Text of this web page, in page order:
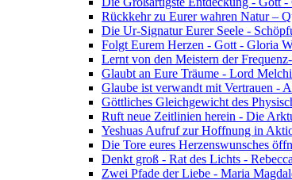
Rückkehr zu Eurer wahren Natur –
Die Ur-Signatur Eurer Seele -
Folgt Eurem Herzen - Gott - Gloria
Lernt von den Meistern der
Glaubt an Eure Träume - Lord
Glaube ist verwandt mit Vertrauen -
Göttliches Gleichgewicht des
Ruft neue Zeitlinien herein - Die
Yeshuas Aufruf zur Hoffnung in
Die Tore eures Herzenswunsches
Denkt groß - Rat des Lichts -
Zwei Pfade der Liebe - Maria